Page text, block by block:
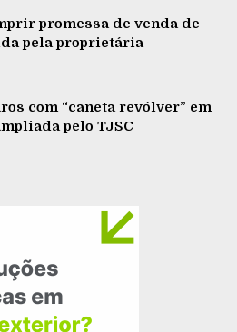
promessa de venda de
pela proprietária
com “caneta revólver” em
pelo TJSC